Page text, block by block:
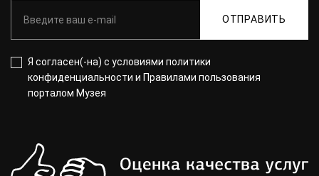
ОТПРАВИТЬ
Я согласен(-на) с условиями политики
конфиденциальности и Правилами пользования
порталом Музея